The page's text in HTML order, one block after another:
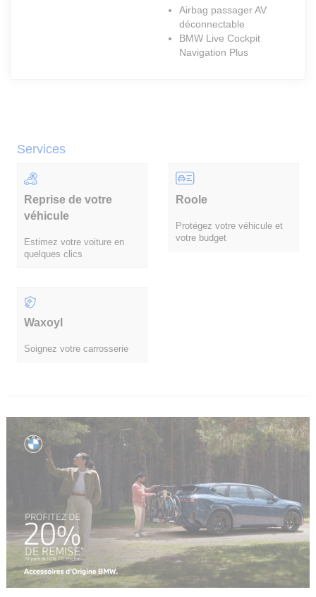
Services
Reprise de votre
véhicule
Estimez votre voiture en
quelques clics
Roole
Protégez votre véhicule et
votre budget
Waxoyl
Soignez votre carrosserie
Airbag passager AV
déconnectable
BMW Live Cockpit
Navigation Plus